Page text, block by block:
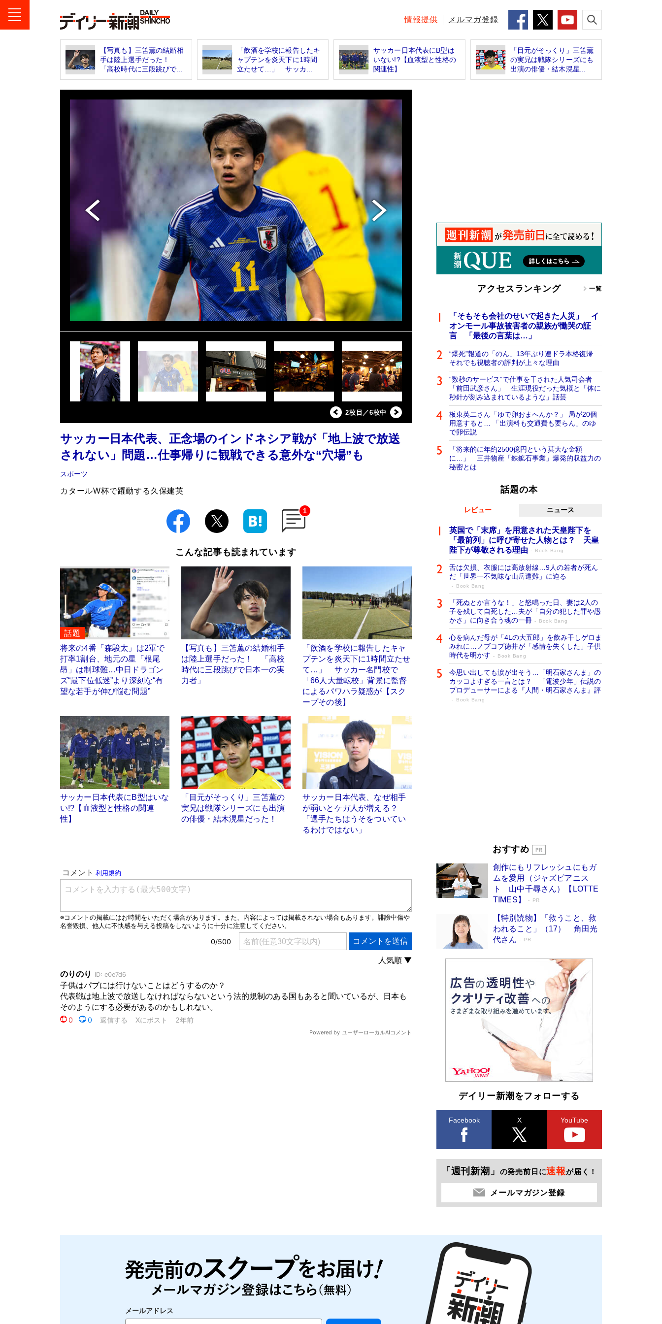
情報提供 メルマガ登録
【写真も】三笘薫の結婚相
手は陸上選手だった！
「高校時代に三段跳びで...
「飲酒を学校に報告したキ
ャプテンを炎天下に1時間
立たせて…」 サッカ...
サッカー日本代表にB型は
いない!?【血液型と性格の
関連性】
「目元がそっくり」三笘薫
の実兄は戦隊シリーズにも
出演の俳優・結木滉星...
2枚目／6枚中
サッカー日本代表、正念場のインドネシア戦が「地上波で放送
されない」問題…仕事帰りに観戦できる意外な“穴場”も
スポーツ
カタールW杯で躍動する久保建英
1
こんな記事も読まれています
話題
将来の4番「森駿太」は2軍で
打率1割台、地元の星「根尾
昂」は制球難…中日ドラゴン
ズ“最下位低迷”より深刻な“有
望な若手が伸び悩む問題”
【写真も】三笘薫の結婚相手
は陸上選手だった！ 「高校
時代に三段跳びで日本一の実
力者」
「飲酒を学校に報告したキャ
プテンを炎天下に1時間立たせ
て…」 サッカー名門校で
「66人大量転校」背景に監督
によるパワハラ疑惑が【スク
ープその後】
サッカー日本代表にB型はいな
い!?【血液型と性格の関連
性】
「目元がそっくり」三笘薫の
実兄は戦隊シリーズにも出演
の俳優・結木滉星だった！
サッカー日本代表、なぜ相手
が弱いとケガ人が増える？
「選手たちはうそをついてい
るわけではない」
アクセスランキング 一覧
「そもそも会社のせいで起きた人災」 イ
オンモール事故被害者の親族が慟哭の証
言 「最後の言葉は…」
“爆死”報道の「のん」13年ぶり連ドラ本格復帰
それでも視聴者の評判が上々な理由
“数秒のサービス”で仕事を干された人気司会者
「前田武彦さん」 生涯現役だった気概と「体に
秒針が刻み込まれているような」話芸
板東英二さん「ゆで卵おまへんか？」 局が20個
用意すると… 「出演料も交通費も要らん」のゆ
で卵伝説
「将来的に年約2500億円という莫大な金額
に…」 三井物産「鉄鉱石事業」爆発的収益力の
秘密とは
話題の本
レビュー ニュース
英国で「末席」を用意された天皇陛下を
「最前列」に呼び寄せた人物とは？ 天皇
陛下が尊敬される理由
Book Bang
舌は欠損、衣服には高放射線…9人の若者が死ん
だ「世界一不気味な山岳遭難」に迫る
Book Bang
「死ぬとか言うな！」と怒鳴った日、妻は2人の
子を残して自死した…夫が「自分の犯した罪や愚
かさ」に向き合う魂の一冊
Book Bang
心を病んだ母が「4Lの大五郎」を飲み干しゲロま
みれに…ノブコブ徳井が「感情を失くした」子供
時代を明かす
Book Bang
今思い出しても涙が出そう…「明石家さんま」の
カッコよすぎる一言とは？ 「電波少年」伝説の
プロデューサーによる『人間・明石家さんま』評
Book Bang
皇陛下はお元気でおられるか」がサウジ国王の第
東野圭吾、伊坂幸太郎の人気シリーズ最新作どち
らも文庫化 映画化された直木賞受賞作もランク
イン［文庫ベストセラー］
Book Bang
おすすめ
創作にもリフレッシュにもガ
ムを愛用（ジャズピアニス
ト 山中千尋さん）【LOTTE
TIMES】
PR
【特別読物】「救うこと、救
われること」（17） 角田光
代さん
PR
デイリー新潮をフォローする
Facebook X YouTube
「週刊新潮」 の発売前日に速報が届く！
メールマガジン登録
メールアドレス